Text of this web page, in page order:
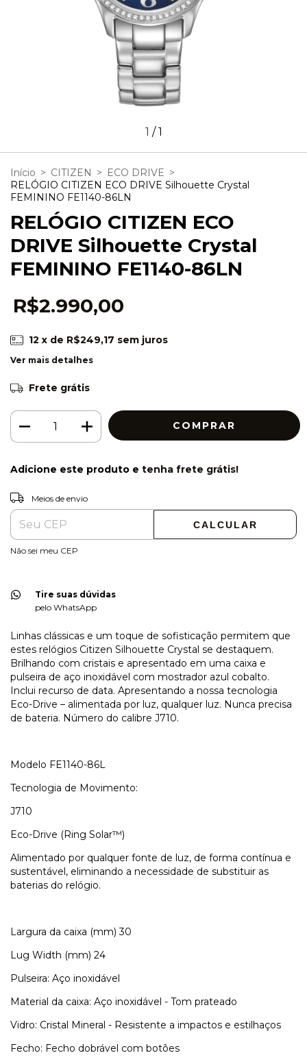
1 /1
Início > CITIZEN > ECO DRIVE >
RELÓGIO CITIZEN ECO DRIVE Silhouette Crystal
FEMININO FE1140-86LN
RELÓGIO CITIZEN ECO
DRIVE Silhouette Crystal
FEMININO FE1140-86LN
R$2.990,00
12 x de R$249,17 sem juros
Ver mais detalhes
Frete grátis
Adicione este produto e tenha frete grátis!
Entregas para o CEP:
Meios de envio
CALCULAR
Não sei meu CEP
Tire suas dúvidas
pelo WhatsApp
Linhas clássicas e um toque de sofisticação permitem que
estes relógios Citizen Silhouette Crystal se destaquem.
Brilhando com cristais e apresentado em uma caixa e
pulseira de aço inoxidável com mostrador azul cobalto.
Inclui recurso de data. Apresentando a nossa tecnologia
Eco-Drive – alimentada por luz, qualquer luz. Nunca precisa
de bateria. Número do calibre J710.
Modelo FE1140-86L
Tecnologia de Movimento:
J710
Eco-Drive (Ring Solar™)
Alimentado por qualquer fonte de luz, de forma contínua e
sustentável, eliminando a necessidade de substituir as
baterias do relógio.
Largura da caixa (mm) 30
Lug Width (mm) 24
Pulseira: Aço inoxidável
Material da caixa: Aço inoxidável - Tom prateado
Vidro: Cristal Mineral - Resistente a impactos e estilhaços
Fecho: Fecho dobrável com botões